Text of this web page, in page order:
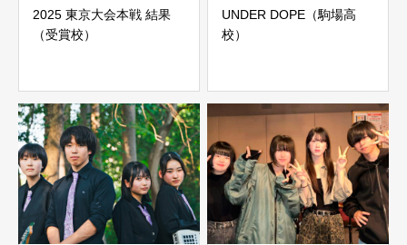
2025 東京大会本戦 結果
（受賞校）
UNDER DOPE（駒場高
校）